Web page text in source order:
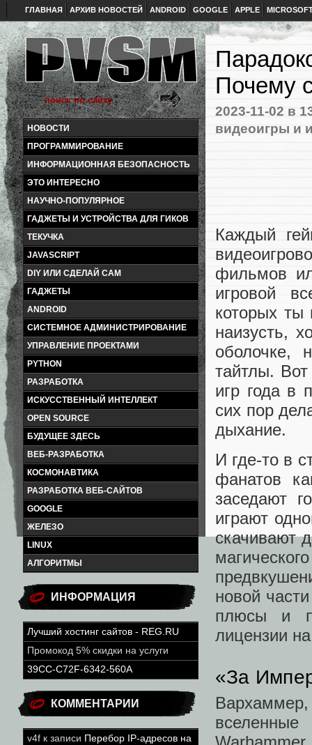
ГЛАВНАЯ АРХИВ НОВОСТЕЙ ANDROID GOOGLE APPLE
НОВОСТИ
ПРОГРАММИРОВАНИЕ
ИНФОРМАЦИОННАЯ БЕЗОПАСНОСТЬ
ЭТО ИНТЕРЕСНО
НАУЧНО-ПОПУЛЯРНОЕ
ГАДЖЕТЫ И УСТРОЙСТВА ДЛЯ ГИКОВ
ТЕКУЧКА
JAVASCRIPT
DIY ИЛИ СДЕЛАЙ САМ
ГАДЖЕТЫ
ANDROID
СИСТЕМНОЕ АДМИНИСТРИРОВАНИЕ
УПРАВЛЕНИЕ ПРОЕКТАМИ
PYTHON
РАЗРАБОТКА
ИСКУССТВЕННЫЙ ИНТЕЛЛЕКТ
OPEN SOURCE
БУДУЩЕЕ ЗДЕСЬ
ВЕБ-РАЗРАБОТКА
КОСМОНАВТИКА
РАЗРАБОТКА ВЕБ-САЙТОВ
GOOGLE
ЖЕЛЕЗО
LINUX
АЛГОРИТМЫ
ИНФОРМАЦИЯ
Лучший хостинг сайтов - REG.RU
Промокод 5% скидки на услуги
39CC-C72F-6342-560A
КОММЕНТАРИИ
v4f к записи Перебор IP-адресов на
Почему
2023-11-02 в
видеоигры и
Каждый
фильмов
игровой
которых ты
наизусть,
оболочке,
тайтлы.
игр года в
сих пор
дыхание.
И где-то в
фанатов
заседают
играют
скачивают
новой
плюсы и
лицензии
«За